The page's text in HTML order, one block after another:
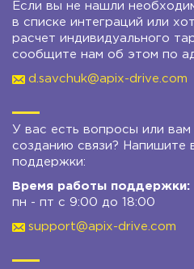
Если вы не нашли
в списке интеграций или
расчет индивидуального
сообщите нам об этом по
d.savchuk@apix-drive.com
У вас есть вопросы или
созданию связи? Напишите
поддержки:
Время работы поддержки:
пн - пт с 9:00 до 18:00
support@apix-drive.com